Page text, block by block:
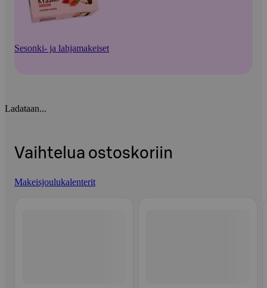
Sesonki- ja lahjamakeiset
Ladataan...
Vaihtelua ostoskoriin
Makeisjoulukalenterit